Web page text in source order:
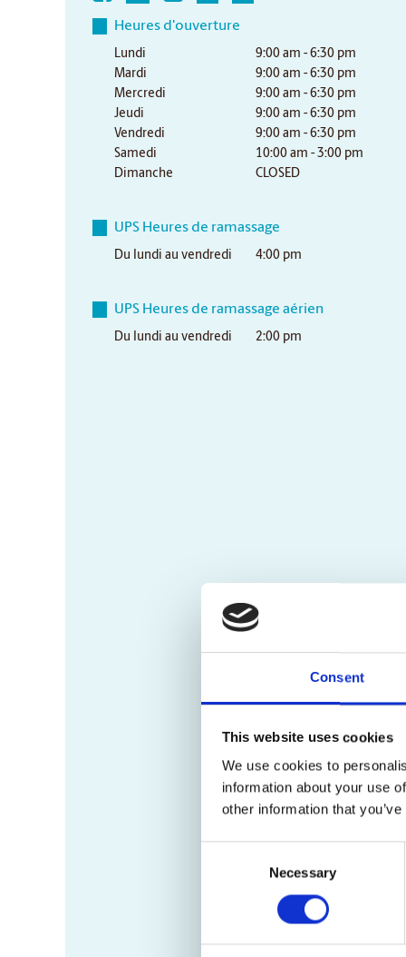
Consent
This website uses cookies
We use cookies to
information about your use
other information that
Necessary
Heures d'ouverture
Lundi
9:00 am - 6:30 pm
Mardi
9:00 am - 6:30 pm
Mercredi
9:00 am - 6:30 pm
Jeudi
9:00 am - 6:30 pm
Vendredi
9:00 am - 6:30 pm
Samedi
10:00 am - 3:00 pm
Dimanche
CLOSED
UPS Heures de ramassage
Du lundi au vendredi 4:00 pm
UPS Heures de ramassage aérien
Du lundi au vendredi 2:00 pm